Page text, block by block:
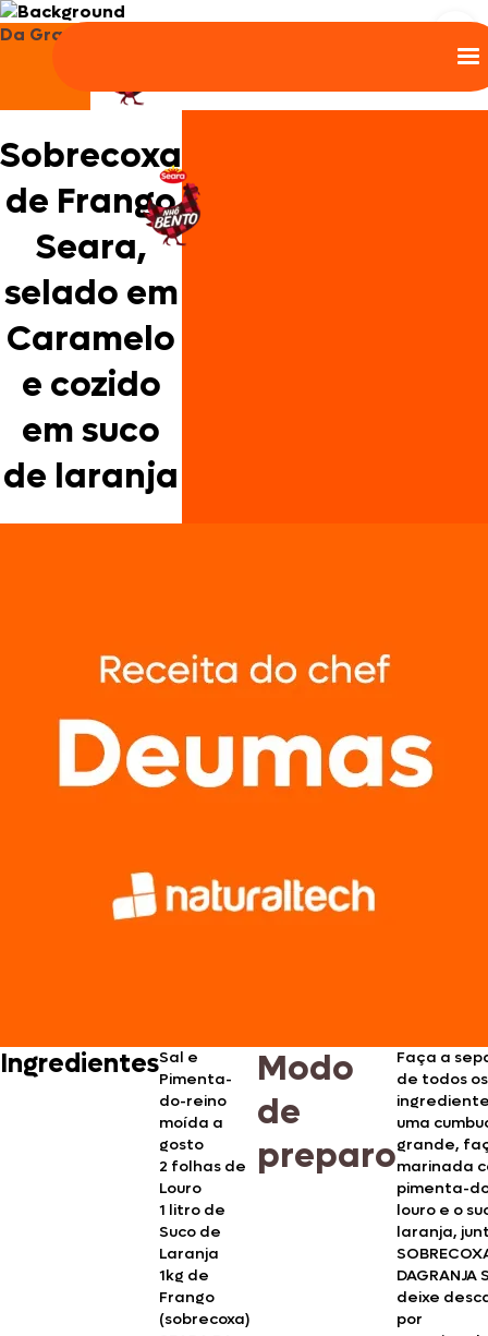
Da Granja
Sobrecoxa
de Frango
Seara,
selado em
Caramelo
e cozido
em suco
de laranja
IngredientesSal e
Pimenta-
do-reino
moída a
gosto
2 folhas de
Louro
1 litro de
Suco de
Laranja
1kg de
Frango
(sobrecoxa)
Modo
de
preparo
Faça a
de todos os
uma
grande,
marinada
pimenta-
louro e o
laranja,
DAGRANJA
deixe
por